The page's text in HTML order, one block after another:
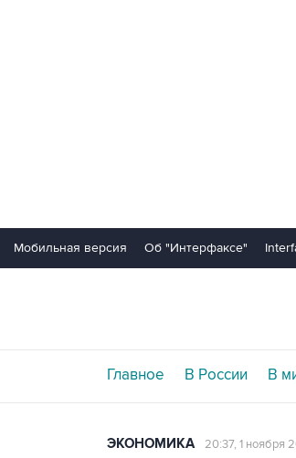
Мобильная версия Об "Интерфаксе"
Главное В России В
ЭКОНОМИКА 20:37, 1 ноября